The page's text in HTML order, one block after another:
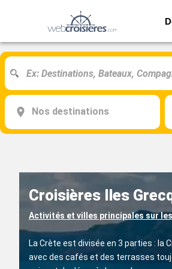
Nos destinations
Croisières Iles
Activités et villes principales sur
La Crète est divisée en 3 parties : la
avec des cafés et des terrasses